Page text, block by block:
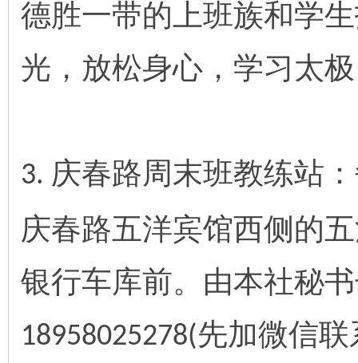
德胜一带的上班族和学
光，放松身心，学习太
3. 庆春路周末班教练站
庆春路五洋宾馆西侧的
银行车库前。由本社秘
18958025278(先加微信联